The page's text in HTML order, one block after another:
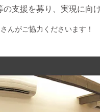
支援を募り、実現に向
んがご協力くださいます！